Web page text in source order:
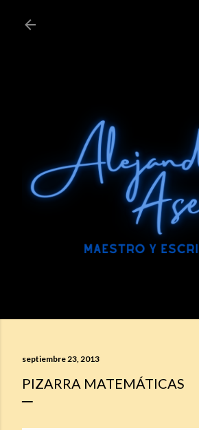
Ir al contenido
septiembre 23, 2013
PIZARRA MATEMÁTICAS